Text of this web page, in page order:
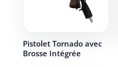
Pistolet Tornado avec
Brosse Intégrée